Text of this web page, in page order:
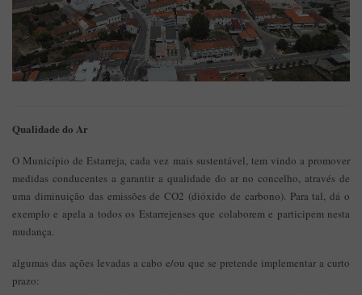
Qualidade do Ar
O Município de Estarreja, cada vez mais sustentável, tem vindo a promover
medidas conducentes a garantir a qualidade do ar no concelho, através de
uma diminuição das emissões de CO2 (dióxido de carbono). Para tal, dá o
exemplo e apela a todos os Estarrejenses que colaborem e participem nesta
mudança.
algumas das ações levadas a cabo e/ou que se pretende implementar a curto
prazo: